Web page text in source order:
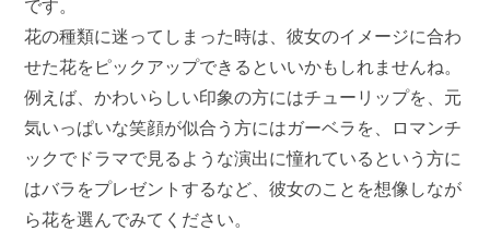
です。
花の種類に迷ってしまった時は、彼女のイメージに合わ
せた花をピックアップできるといいかもしれませんね。
例えば、かわいらしい印象の方にはチューリップを、元
気いっぱいな笑顔が似合う方にはガーベラを、ロマンチ
ックでドラマで見るような演出に憧れているという方に
はバラをプレゼントするなど、彼女のことを想像しなが
ら花を選んでみてください。